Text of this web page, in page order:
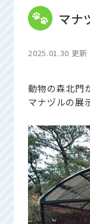
マナ
2025.01.30 更新
動物の森北門
マナヅルの展